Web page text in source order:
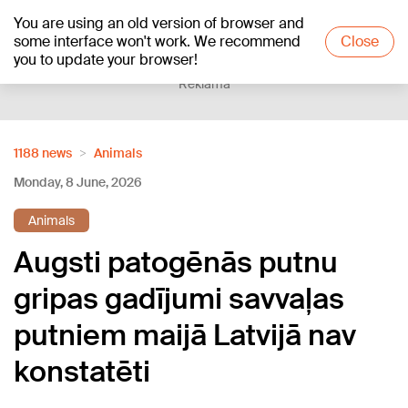
You are using an old version of browser and
some interface won't work. We recommend
you to update your browser!
Close
+20°C
Reklāma
1188 news
Animals
Monday, 8 June, 2026
Animals
Augsti patogēnās putnu
gripas gadījumi savvaļas
putniem maijā Latvijā nav
konstatēti